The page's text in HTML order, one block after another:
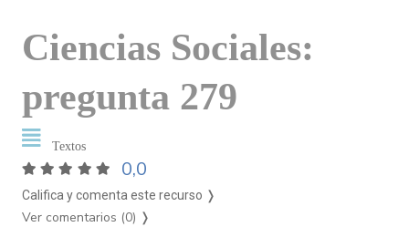
Ciencias Sociales:
pregunta 279
Textos
0,0
Califica y comenta este recurso ❭
Ver comentarios (0) ❭